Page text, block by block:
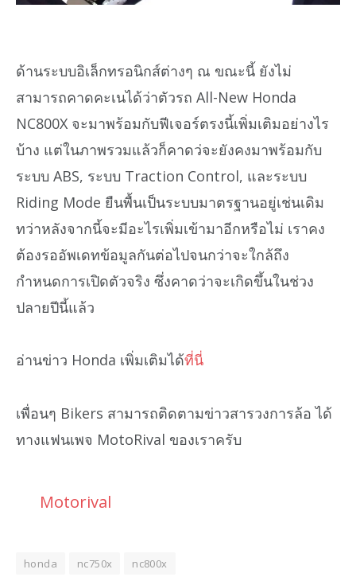
ด้านระบบอิเล็กทรอนิกส์ต่างๆ ณ ขณะนี้ ยังไม่
สามารถคาดคะเนได้ว่าตัวรถ All-New Honda
NC800X จะมาพร้อมกับฟีเจอร์ตรงนี้เพิ่มเติมอย่างไร
บ้าง แต่ในภาพรวมแล้วก็คาดว่จะยังคงมาพร้อมกับ
ระบบ ABS, ระบบ Traction Control, และระบบ
Riding Mode ยืนพื้นเป็นระบบมาตรฐานอยู่เช่นเดิม
ทว่าหลังจากนี้จะมีอะไรเพิ่มเข้ามาอีกหรือไม่ เราคง
ต้องรออัพเดทข้อมูลกันต่อไปจนกว่าจะใกล้ถึง
กำหนดการเปิดตัวจริง ซึ่งคาดว่าจะเกิดขึ้นในช่วง
ปลายปีนี้แล้ว
อ่านข่าว Honda เพิ่มเติมได้ที่นี่
เพื่อนๆ Bikers สามารถติดตามข่าวสารวงการล้อ ได้
ทางแฟนเพจ MotoRival ของเราครับ
Motorival
honda nc750x nc800x